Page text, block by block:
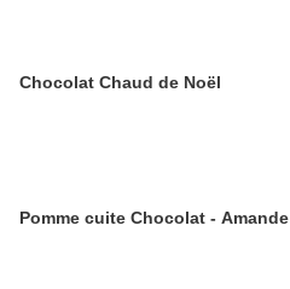
Chocolat Chaud de Noël
Pomme cuite Chocolat - Amande